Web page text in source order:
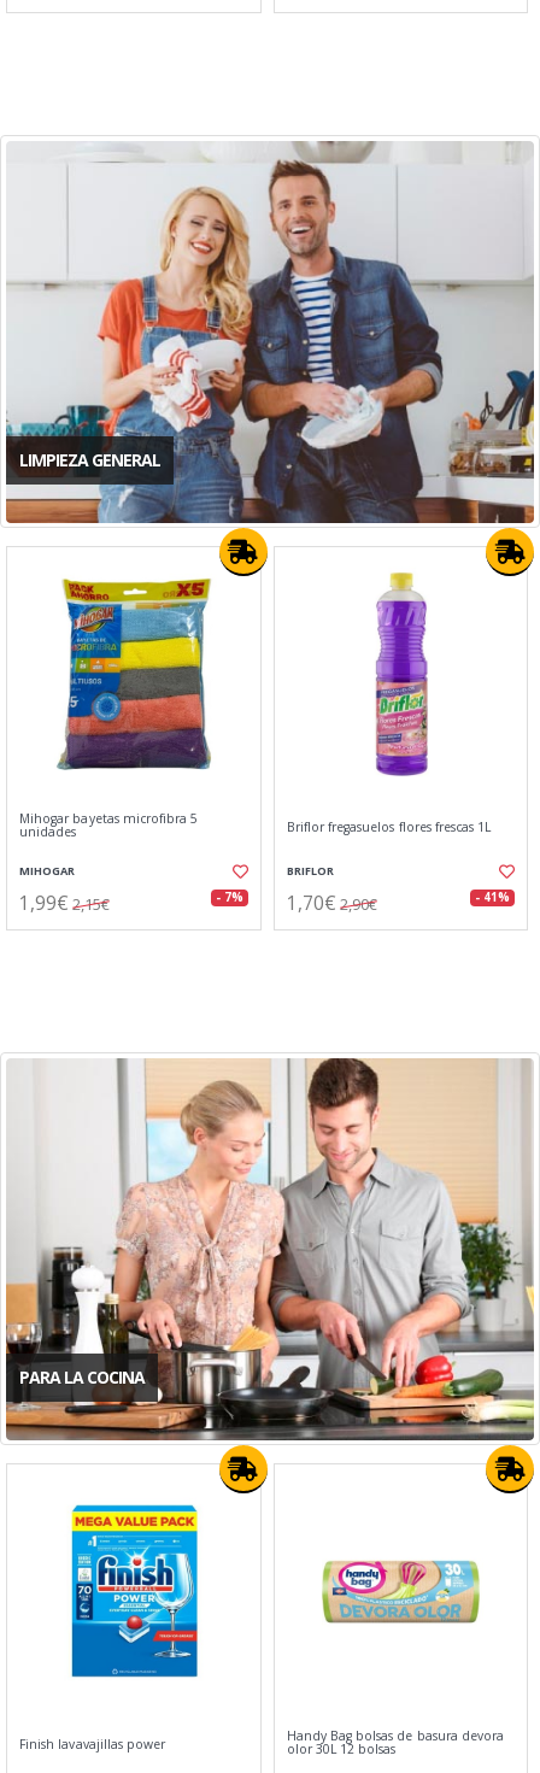
LIMPIEZA GENERAL
Mihogar bayetas microfibra 5
unidades
MIHOGAR
1,99€ 2,15€ - 7%
Briflor fregasuelos flores frescas 1L
BRIFLOR
1,70€ 2,90€ - 41%
PARA LA COCINA
Finish lavavajillas power Handy Bag bolsas de basura devora
olor 30L 12 bolsas